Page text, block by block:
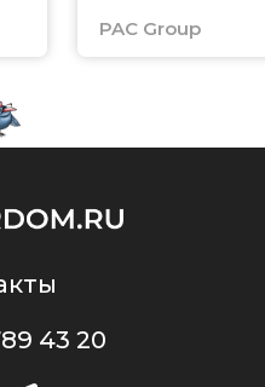
PAC Group
43 20